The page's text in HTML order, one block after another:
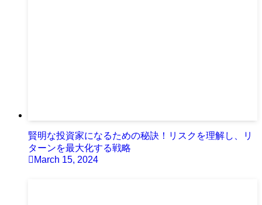
賢明な投資家になるための秘訣！リスクを理解し、リ
ターンを最大化する戦略
March 15, 2024